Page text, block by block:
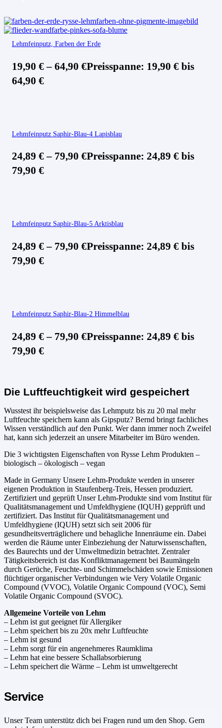
Lehmfeinputz, Farben der Erde
19,90 € – 64,90 €Preisspanne: 19,90 € bis
64,90 €
Lehmfeinputz Saphir-Blau-4 Lapisblau
24,89 € – 79,90 €Preisspanne: 24,89 € bis
79,90 €
Lehmfeinputz Saphir-Blau-5 Arktisblau
24,89 € – 79,90 €Preisspanne: 24,89 € bis
79,90 €
Lehmfeinputz Saphir-Blau-2 Himmelblau
24,89 € – 79,90 €Preisspanne: 24,89 € bis
79,90 €
Die Luftfeuchtigkeit wird gespeichert
Wusstest ihr beispielsweise das Lehmputz bis zu 20 mal mehr
Luftfeuchte speichern kann als Gipsputz? Bernd bringt fachliches
Wissen verständlich auf den Punkt. Wer dann immer noch Zweifel
hat, kann sich jederzeit an unsere Mitarbeiter im Büro wenden.
Die 3 wichtigsten Eigenschaften von Rysse Lehm Produkten –
biologisch – ökologisch – vegan
Made in Germany Unsere Lehm-Produkte werden in unserer
eigenen Produktion in Staufenberg-Treis, Hessen produziert.
Zertifiziert und geprüft Unser Lehm-Produkte sind vom Institut für
Qualitätsmanagement und Umfeldhygiene (IQUH) gepprüft und
zertifiziert. Das Institut für Qualitätsmanagement und
Umfeldhygiene (IQUH) setzt sich seit 2006 für
gesundheitsverträglichere und behagliche Innenräume ein. Dabei
werden die Räume unter Einbeziehung der Naturwissenschaften,
des Baurechts und der Umweltmedizin betrachtet. Zentraler
Tätigkeitsbereich ist das Konfliktmanagement bei Baumängeln
durch Gerüche, Feuchte- und Schimmelschäden sowie Emissionen
flüchtiger organischer Verbindungen wie Very Volatile Organic
Compound (VVOC), Volatile Organic Compound (VOC), Semi
Volatile Organic Compound (SVOC).
Allgemeine Vorteile von Lehm
– Lehm ist gut geeignet für Allergiker
– Lehm speichert bis zu 20x mehr Luftfeuchte
– Lehm ist gesund
– Lehm sorgt für ein angenehmeres Raumklima
– Lehm hat eine bessere Schallabsorbierung
– Lehm speichert die Wärme – Lehm ist umweltgerecht
Service
Unser Team unterstütz dich bei Fragen rund um den Shop. Gern